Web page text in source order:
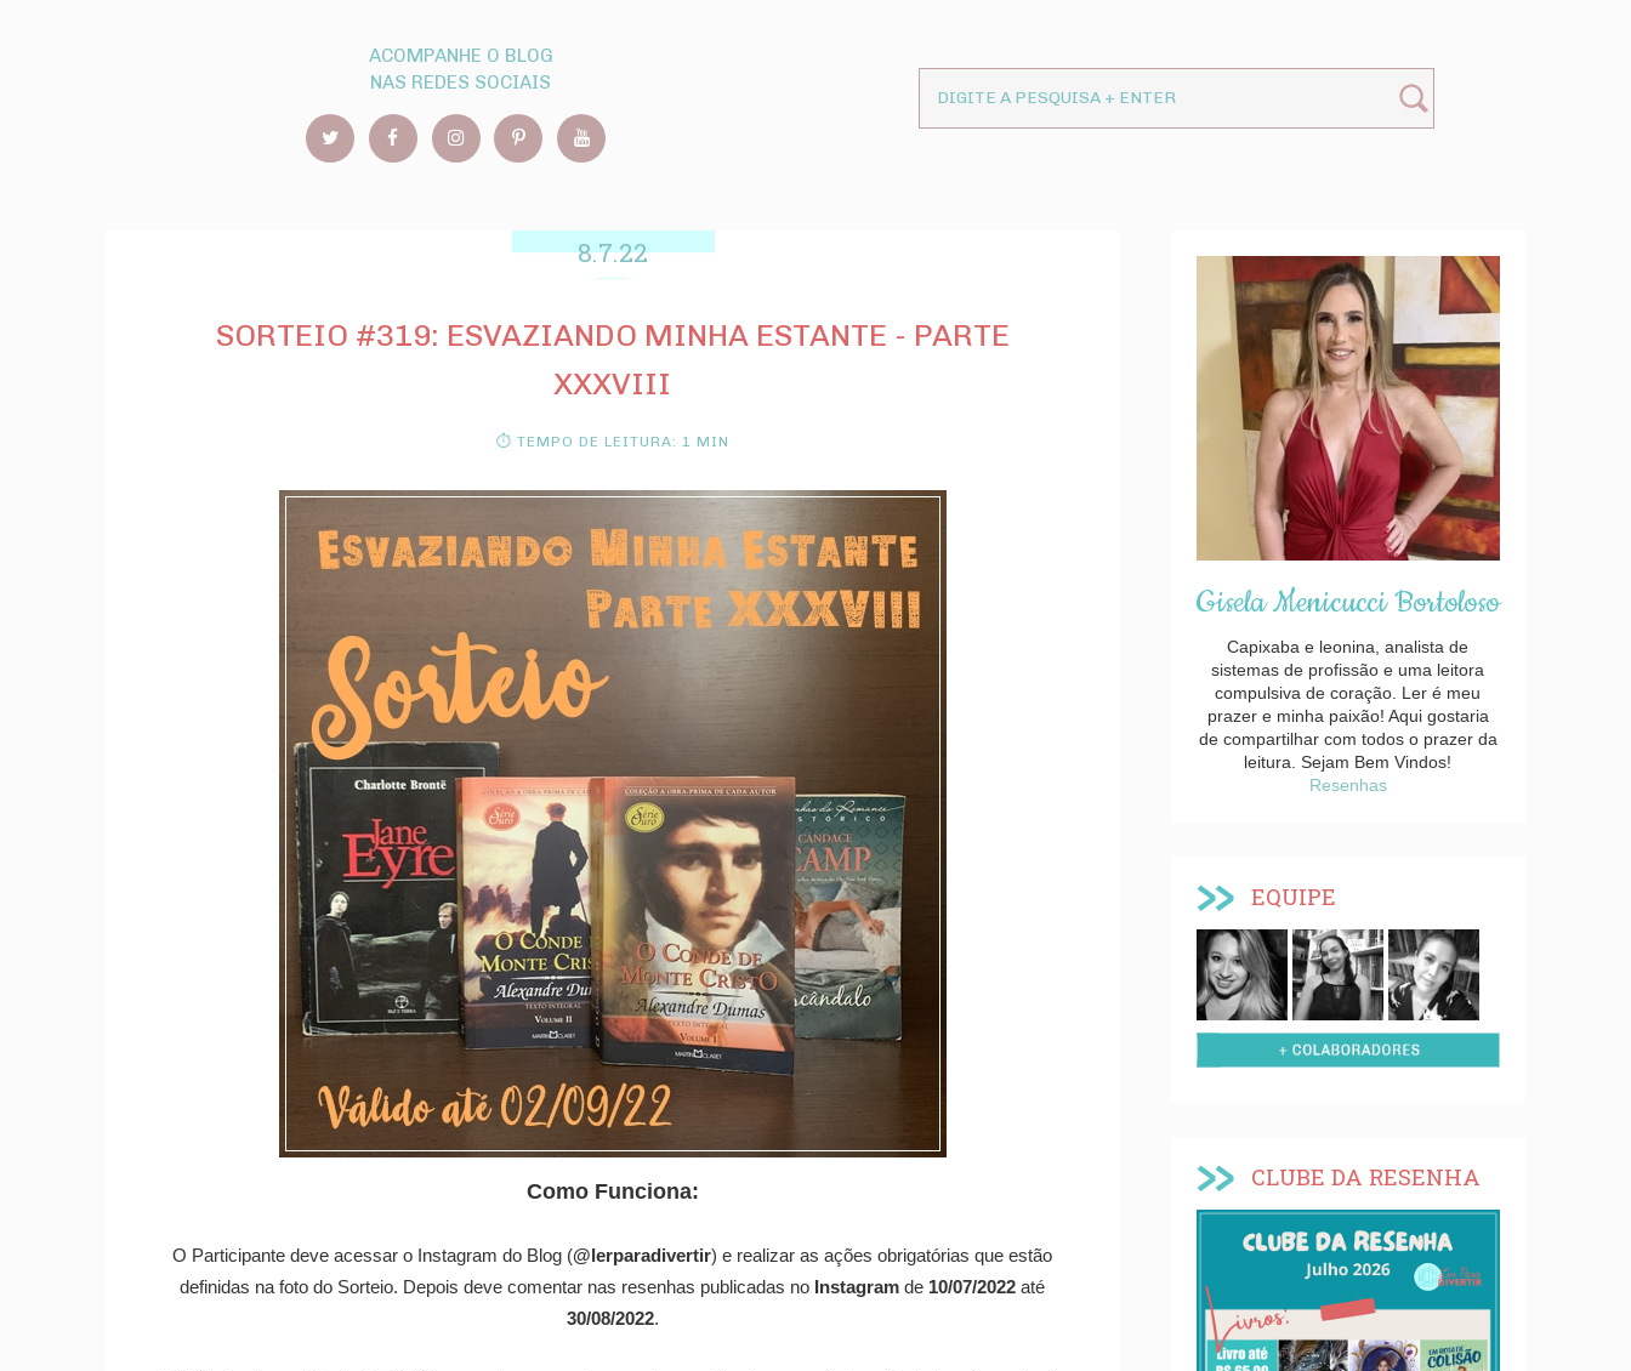
ACOMPANHE O BLOG
NAS REDES SOCIAIS
8.7.22
SORTEIO #319: ESVAZIANDO MINHA ESTANTE - PARTE
XXXVIII
⏱ TEMPO DE LEITURA: 1 MIN
Como Funciona:
O Participante deve acessar o Instagram do Blog (@lerparadivertir) e realizar as ações obrigatórias que estão
definidas na foto do Sorteio. Depois deve comentar nas resenhas publicadas no Instagramde 10/07/2022 até
30/08/2022.
Gisela Menicucci Bortoloso
Capixaba e leonina, analista de
sistemas de profissão e uma leitora
compulsiva de coração. Ler é meu
prazer e minha paixão! Aqui gostaria
de compartilhar com todos o prazer da
leitura. Sejam Bem Vindos!
Resenhas
EQUIPE
CLUBE DA RESENHA